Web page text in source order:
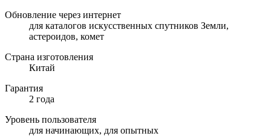
Обновление через интернет
для каталогов искусственных спутников Земли,
астероидов, комет
Страна изготовления
Китай
Гарантия
2 года
Уровень пользователя
для начинающих, для опытных